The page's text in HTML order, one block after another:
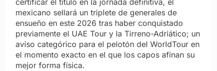
certificar el título en la jornada definitiva, el
mexicano sellará un triplete de generales de
ensueño en este 2026 tras haber conquistado
previamente el UAE Tour y la Tirreno-Adriático; un
aviso categórico para el pelotón del WorldTour en
el momento exacto en el que los capos afinan su
mejor forma física.